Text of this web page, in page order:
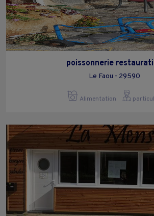
poissonnerie
Le Faou - 29590
Alimentation